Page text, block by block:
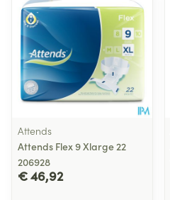
Attends
Attends Flex 9 Xlarge 22
206928
€ 46,92